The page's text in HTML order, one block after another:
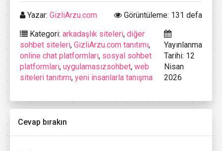
Yazar: GizliArzu.com
Görüntüleme: 131 defa
Kategori: arkadaşlık siteleri, diğer
sohbet siteleri, GizliArzu.com tanıtımı,
online chat platformları, sosyal sohbet
platformları, uygulamasızsohbet, web
siteleri tanıtımı, yeni insanlarla tanışma
Yayınlanma
Tarihi: 12
Nisan
2026
Cevap bırakın